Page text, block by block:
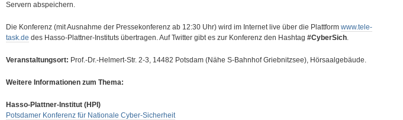
Servern abspeichern.
Die Konferenz (mit Ausnahme der Pressekonferenz ab 12:30 Uhr) wird im Internet live über die Plattform www.tele-
task.de des Hasso-Plattner-Instituts übertragen. Auf Twitter gibt es zur Konferenz den Hashtag #CyberSich.
Veranstaltungsort: Prof.-Dr.-Helmert-Str. 2-3, 14482 Potsdam (Nähe S-Bahnhof Griebnitzsee), Hörsaalgebäude.
Weitere Informationen zum Thema:
Hasso-Plattner-Institut (HPI)
Potsdamer Konferenz für Nationale Cyber-Sicherheit